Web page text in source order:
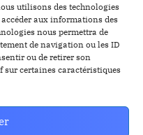
utilisons des technologies
aux informations des
nous permettra de
de navigation ou les ID
ou de retirer son
sur certaines caractéristiques